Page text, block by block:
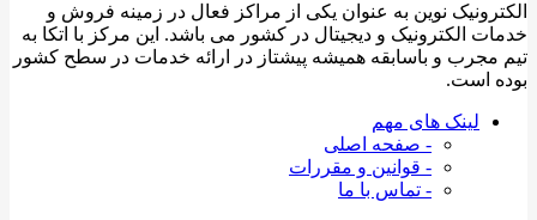
الکترونیک نوین به عنوان یکی از مراکز فعال در زمینه فروش و
خدمات الکترونیک و دیجیتال در کشور می باشد. این مرکز با اتکا به
تیم مجرب و باسابقه همیشه پیشتاز در ارائه خدمات در سطح کشور
بوده است.
لینک های مهم
- صفحه اصلی
- قوانین و مقررات
- تماس با ما